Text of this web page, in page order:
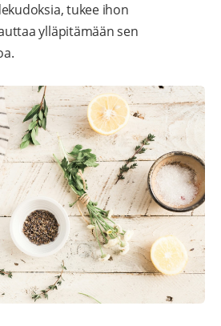
tukee ihon
ylläpitämään sen